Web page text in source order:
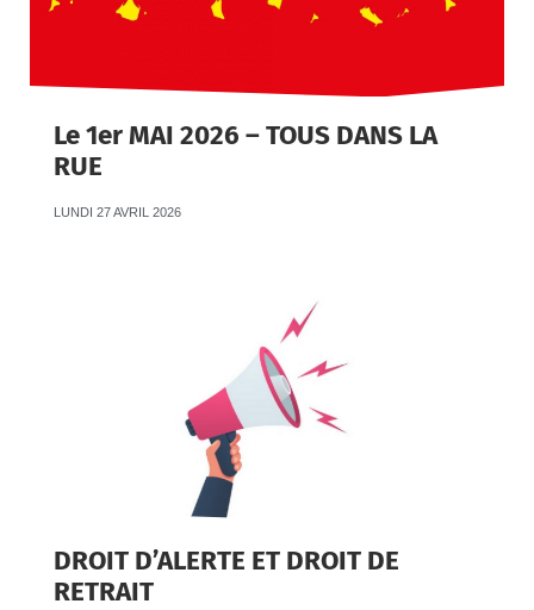
Le 1er MAI 2026 – TOUS DANS LA
RUE
LUNDI 27 AVRIL 2026
DROIT D’ALERTE ET DROIT DE
RETRAIT